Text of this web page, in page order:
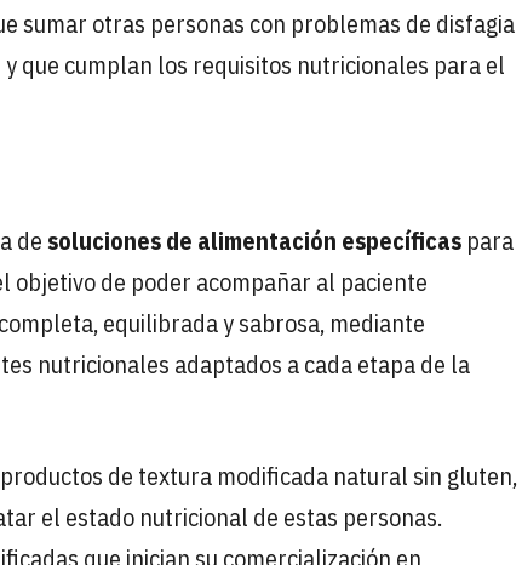
sumar otras personas con problemas de disfagia
que cumplan los requisitos nutricionales para el
de soluciones de alimentación específicas para
objetivo de poder acompañar al paciente
equilibrada y sabrosa, mediante
nutricionales adaptados a cada etapa de la
de textura modificada natural sin gluten,
el estado nutricional de estas personas.
que inician su comercialización en